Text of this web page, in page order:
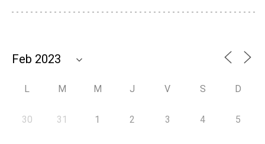
L M M J V S D
30 31 1 2 3 4 5